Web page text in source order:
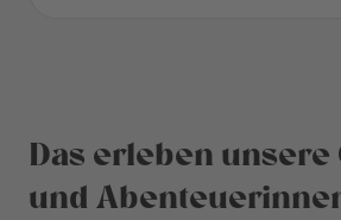
Das erleben unsere
und